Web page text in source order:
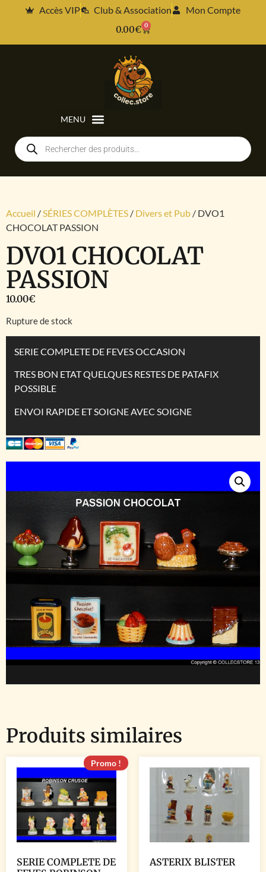
Accès VIP Club & Association
Mon Compte
0.00€ 0
Accueil /SÉRIES COMPLÈTES / Divers et Pub / DVO1
CHOCOLAT PASSION
DVO1 CHOCOLAT
PASSION
10.00€
Rupture de stock
SERIE COMPLETE DE FEVES OCCASION
TRES BON ETAT QUELQUES RESTES DE PATAFIX
POSSIBLE
ENVOI RAPIDE ET SOIGNE AVEC SOIGNE
Produits similaires
Promo !
SERIE COMPLETE DE
ASTERIX BLISTER